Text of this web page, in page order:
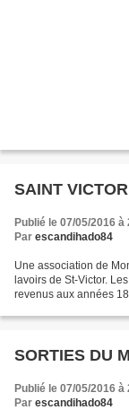
SAINT
Publié le 07/05/2016 à
Par escandihado84
Une association de
lavoirs de St-Victor.
revenus aux années
SORTIES DU
Publié le 07/05/2016 à
Par escandihado84